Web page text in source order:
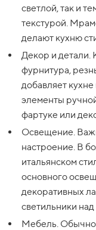
светлой, так и
текстурой.
делают кухню
Декор и детали.
фурнитура,
добавляет
элементы
фартуке или
Освещение.
настроение. В
итальянском
основного
декоративных
светильники
Мебель. Обычно